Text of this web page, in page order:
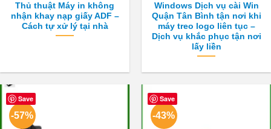
Thủ thuật Máy in không
nhận khay nạp giấy ADF –
Cách tự xử lý tại nhà
Windows Dịch vụ cài Win
Quận Tân Bình tận nơi khi
máy treo logo liên tục –
Dịch vụ khắc phục tận nơi
lấy liền
Save
-57%
Save
-43%